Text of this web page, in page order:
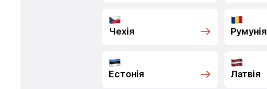
Чехія Румунія
Естонія Латвія